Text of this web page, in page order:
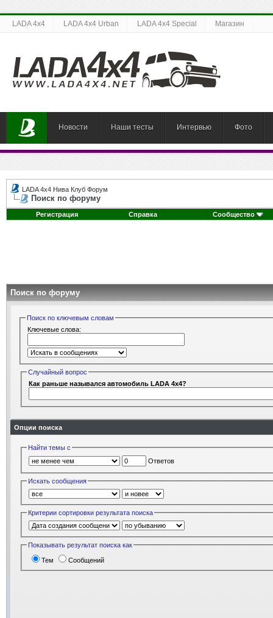
LADA 4x4 LADA 4x4 Urban LADA 4x4 Special Магазин
Новости Наши тесты Интервью Фото
LADA 4x4 Нива Клуб Форум
Поиск по форуму
Регистрация Справка Сообщество
Поиск по форуму
Поиск по ключевым словам
Ключевые слова:
Случайный вопрос
Как раньше назывался автомобиль LADA 4x4?
Опции поиска
Найти темы с
Ответов
Искать сообщения
Критерии сортировки результата поиска
Показывать результат поиска как
Тем Сообщений